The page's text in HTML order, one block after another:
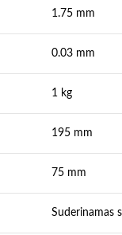
1.75 mm
0.03 mm
1 kg
195 mm
75 mm
Suderinamas